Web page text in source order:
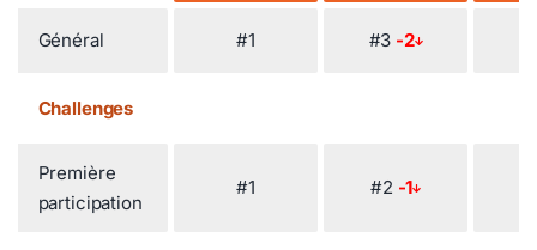
Général #1 #3 -2
Challenges
Première
participation
#1 #2 -1